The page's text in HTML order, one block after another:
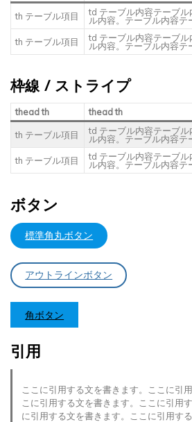
th テーブル項目 td テーブル内容テーブ
ル内容。テーブル内容
th テーブル項目
td テーブル内容テーブ
ル内容。テーブル内容
枠線 / ストライプ
thead th thead th
th テーブル項目 td テーブル内容テーブ
ル内容。テーブル内容
th テーブル項目
td テーブル内容テーブ
ル内容。テーブル内容
ボタン
標準角丸ボタン
アウトラインボタン
角ボタン
引用
ここに引用する文を書きます。ここに引
こに引用する文を書きます。ここに引用
に引用する文を書きます。ここに引用する